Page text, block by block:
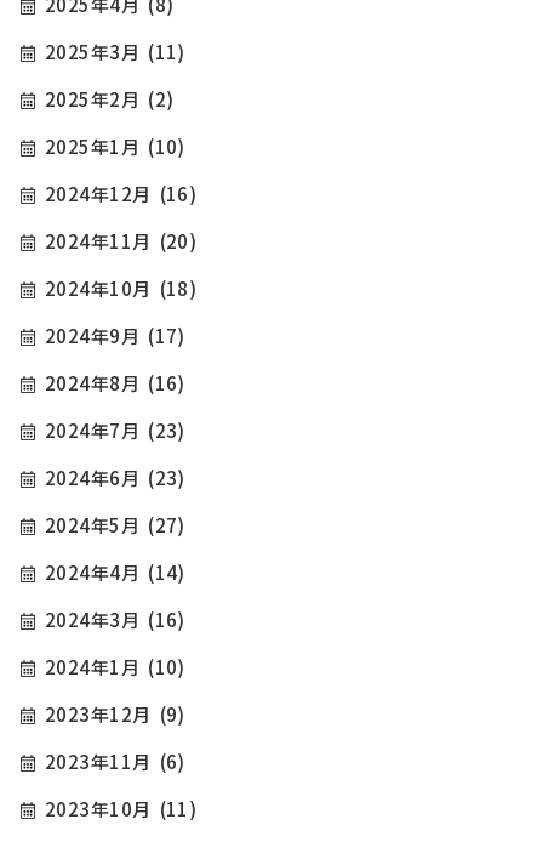
2025年3月 (11)
2025年2月 (2)
2025年1月 (10)
2024年12月 (16)
2024年11月 (20)
2024年10月 (18)
2024年9月 (17)
2024年8月 (16)
2024年7月 (23)
2024年6月 (23)
2024年5月 (27)
2024年4月 (14)
2024年3月 (16)
2024年1月 (10)
2023年12月 (9)
2023年11月 (6)
2023年10月 (11)